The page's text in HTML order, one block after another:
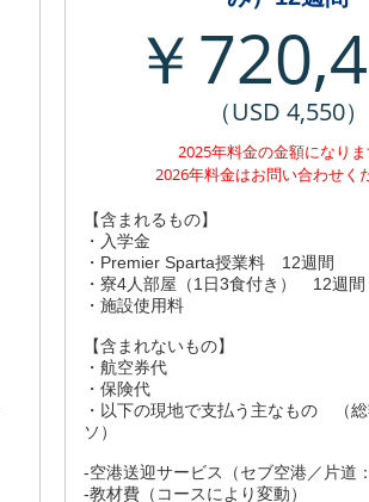
￥
（USD 4,550）
2025年料金の金額になりま
2026年料金はお問い合わせく
【含まれるもの】
・入学金
・Premier Sparta授業料 12週間
・寮4人部屋（1日3食付き） 12週間
・施設使用料
【含まれないもの】
・航空券代
・保険代
・以下の現地で支払う主なもの （
ソ）
-空港送迎サービス（セブ空港／片道
-教材費（コースにより変動）